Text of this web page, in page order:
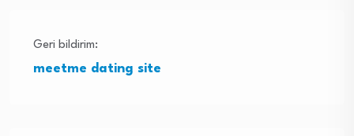
Geri bildirim:
meetme dating site